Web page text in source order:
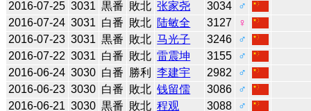
2016-07-25 3031 黒番 敗北 张家尧 3034
♂
2016-07-24 3031 白番 敗北 陆敏全 3127
♀
2016-07-23 3031 黒番 敗北 马光子 3246
♂
2016-07-22 3031 白番 敗北 雷震坤 3155
♂
2016-06-24 3030 白番 勝利 李建宇 2982
♂
2016-06-23 3030 白番 敗北 钱留儒 3086
♂
2016-06-21 3030 黒番 敗北 程观 3088
♂